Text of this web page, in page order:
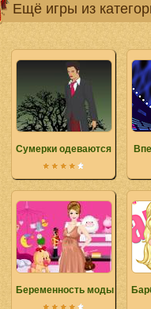
Ещё игры из
Сумерки одеваются
Беременность моды